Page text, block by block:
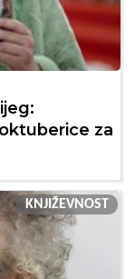
za
KNJIŽEVNOST